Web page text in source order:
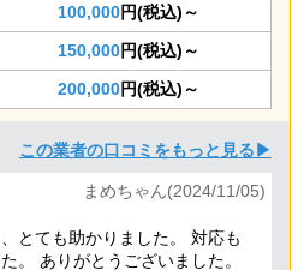
100,000円(税込)～
150,000円(税込)～
200,000円(税込)～
この業者の口コミをもっと見る▶
まめちゃん(2024/11/05)
とても助かりました。 対応も
。 ありがとうございました。